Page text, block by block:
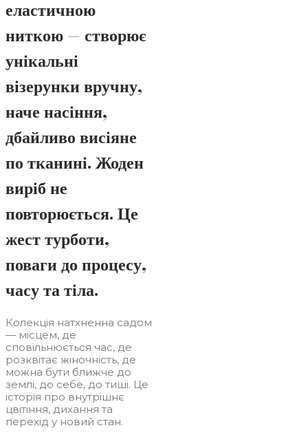
еластичною
ниткою — створює
унікальні
візерунки вручну,
наче насіння,
дбайливо висіяне
по тканині. Жоден
виріб не
повторюється. Це
жест турботи,
поваги до процесу,
часу та тіла.
Колекція натхненна садом
— місцем, де
сповільнюється час, де
розквітає жіночність, де
можна бути ближче до
землі, до себе, до тиші. Це
історія про внутрішнє
цвітіння, дихання та
перехід у новий стан.